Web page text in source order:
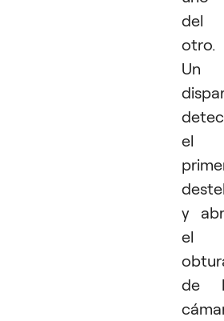
del
otro.
Un
el
y
el
de